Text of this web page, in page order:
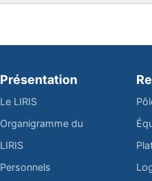
Présentation
Le LIRIS
Organigramme du
LIRIS
Personnels